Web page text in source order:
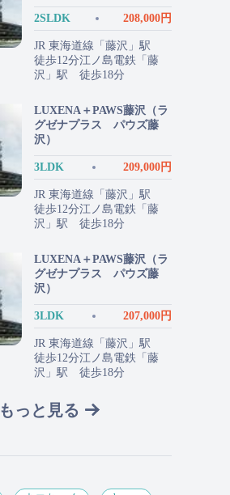
2SLDK 208,000円
JR 東海道線「藤沢」駅
徒歩12分江ノ島電鉄「藤
沢」駅 徒歩18分
LUXENA＋PAWS藤沢（ラ
グゼナプラス パウズ藤
沢）
3LDK 209,000円
JR 東海道線「藤沢」駅
徒歩12分江ノ島電鉄「藤
沢」駅 徒歩18分
LUXENA＋PAWS藤沢（ラ
グゼナプラス パウズ藤
沢）
3LDK 207,000円
JR 東海道線「藤沢」駅
徒歩12分江ノ島電鉄「藤
沢」駅 徒歩18分
もっと見る